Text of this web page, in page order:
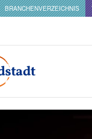
BRANCHENVERZEICHNIS